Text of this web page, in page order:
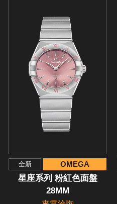
全新 OMEGA
星座系列 粉紅色面盤
28MM